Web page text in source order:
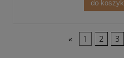
do
« 1 2 3